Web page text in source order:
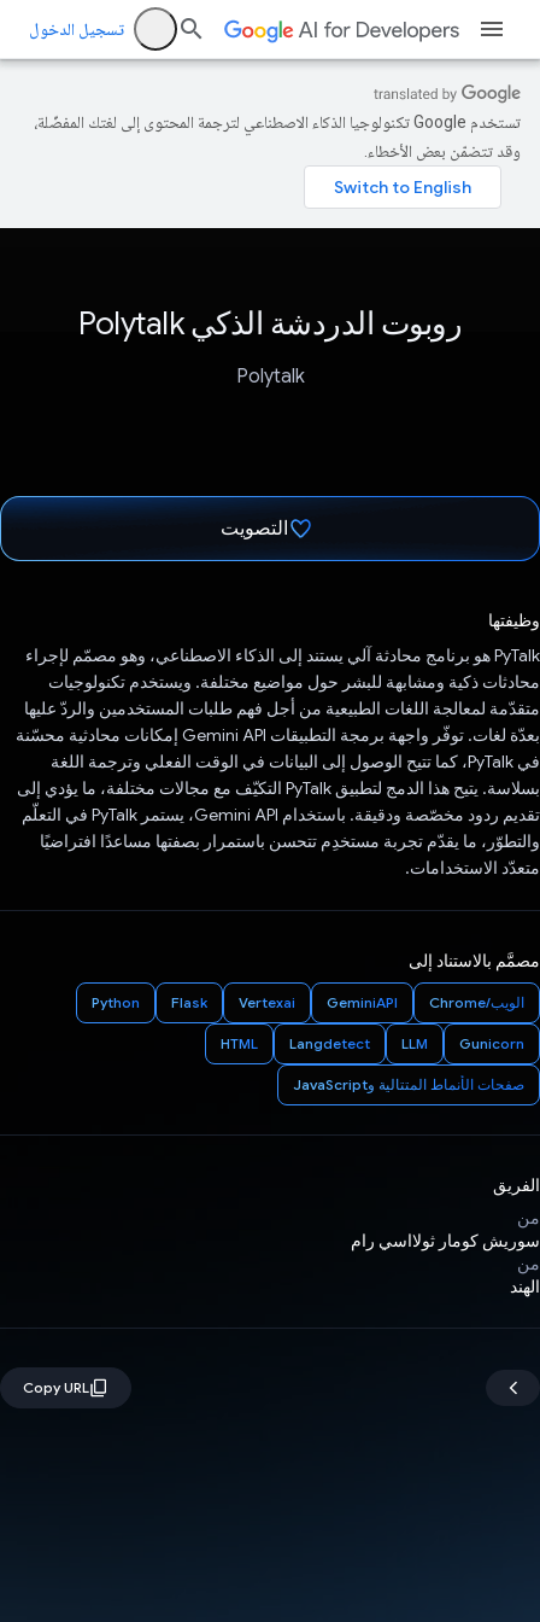
تسجيل الدخول
تستخدم Google تكنولوجيا الذكاء الاصطناعي لترجمة المحتوى إلى لغتك المفضّلة،
وقد تتضمّن بعض الأخطاء.
روبوت الدردشة الذكي Polytalk
Polytalk
التصويت
وظيفتها
‫PyTalk هو برنامج محادثة آلي يستند إلى الذكاء الاصطناعي، وهو مصمّم لإجراء
محادثات ذكية ومشابهة للبشر حول مواضيع مختلفة. ويستخدم تكنولوجيات
متقدّمة لمعالجة اللغات الطبيعية من أجل فهم طلبات المستخدمين والردّ عليها
بعدّة لغات. توفّر واجهة برمجة التطبيقات Gemini API إمكانات محادثية محسّنة
في PyTalk، كما تتيح الوصول إلى البيانات في الوقت الفعلي وترجمة اللغة
بسلاسة. يتيح هذا الدمج لتطبيق PyTalk التكيّف مع مجالات مختلفة، ما يؤدي إلى
تقديم ردود مخصّصة ودقيقة. باستخدام Gemini API، يستمر PyTalk في التعلّم
والتطوّر، ما يقدّم تجربة مستخدِم تتحسن باستمرار بصفتها مساعدًا افتراضيًا
متعدّد الاستخدامات.
مصمَّم بالاستناد إلى
الويب/Chrome GeminiAPI
Vertexai
Flask
Python
Gunicorn
LLM
Langdetect
HTML
صفحات الأنماط المتتالية وJavaScript
الفريق
من
سوريش كومار ثولااسي رام
من
الهند